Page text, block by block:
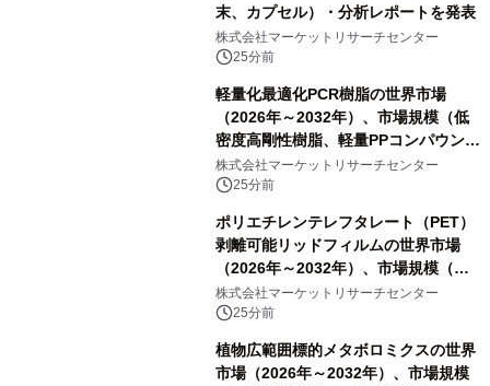
末、カプセル）・分析レポートを発表
株式会社マーケットリサーチセンター
25分前
軽量化最適化PCR樹脂の世界市場
（2026年～2032年）、市場規模（低
密度高剛性樹脂、軽量PPコンパウン
ド、強化軽量ブレンド、軽量PCR
PA、その他）・分析レポートを発表
株式会社マーケットリサーチセンター
25分前
ポリエチレンテレフタレート（PET）
剥離可能リッドフィルムの世界市場
（2026年～2032年）、市場規模（ヒ
ートシールタイプ、コールドシールタ
イプ、粘着タイプ）・分析レポートを
発表
株式会社マーケットリサーチセンター
25分前
植物広範囲標的メタボロミクスの世界
市場（2026年～2032年）、市場規模